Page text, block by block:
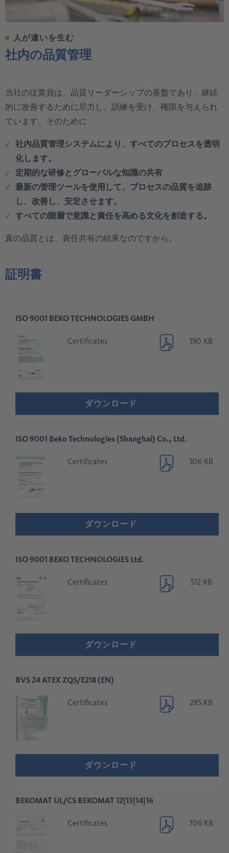
人が違いを生む
社内の品質管理
当社の従業員は、品質リーダーシップの基盤であり、継続
的に改善するために尽力し、訓練を受け、権限を与えられ
ています。そのために
社内品質管理システムにより、すべてのプロセスを透明
化します。
定期的な研修とグローバルな知識の共有
最新の管理ツールを使用して、プロセスの品質を追跡
し、改善し、安定させます。
すべての階層で意識と責任を高める文化を創造する。
真の品質とは、責任共有の結果なのですから。
証明書
ISO 9001 BEKO TECHNOLOGIES GMBH
Certificates 190 KB
ダウンロード
ISO 9001 Beko Technologies (Shanghai) Co., Ltd.
Certificates 306 KB
ダウンロード
ISO 9001 BEKO TECHNOLOGIES Ltd.
Certificates 512 KB
ダウンロード
BVS 24 ATEX ZQS/E218 (EN)
Certificates 285 KB
ダウンロード
BEKOMAT UL/CS BEKOMAT 12|13|14|16
Certificates 706 KB